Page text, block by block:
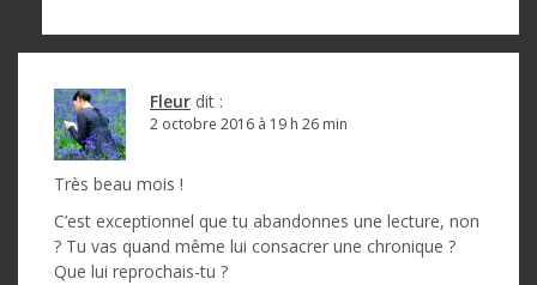
Fleur dit :
2 octobre 2016 à 19 h 26 min
Très beau mois !
C’est exceptionnel que tu abandonnes une lecture, non
? Tu vas quand même lui consacrer une chronique ?
Que lui reprochais-tu ?